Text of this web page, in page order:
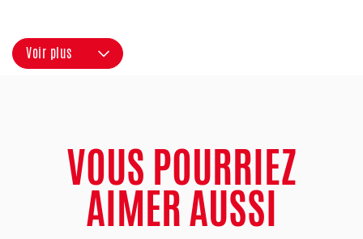
Voir plus
VOUS POURRIEZ
AIMER AUSSI